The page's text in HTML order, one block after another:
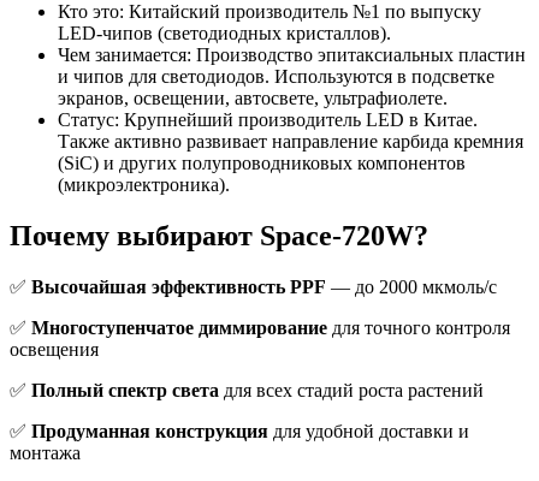
Кто это: Китайский производитель №1 по выпуску
LED-чипов (светодиодных кристаллов).
Чем занимается: Производство эпитаксиальных пластин
и чипов для светодиодов. Используются в подсветке
экранов, освещении, автосвете, ультрафиолете.
Статус: Крупнейший производитель LED в Китае.
Также активно развивает направление карбида кремния
(SiC) и других полупроводниковых компонентов
(микроэлектроника).
Почему выбирают Space-720W?
✅ Высочайшая эффективность PPF — до 2000 мкмоль/с
✅ Многоступенчатое диммирование для точного контроля
освещения
✅ Полный спектр света для всех стадий роста растений
✅ Продуманная конструкция для удобной доставки и
монтажа